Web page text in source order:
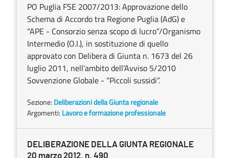
PO Puglia FSE 2007/2013: Approvazione dello
Schema di Accordo tra Regione Puglia (AdG) e
“APE - Consorzio senza scopo di lucro”/Organismo
Intermedio (O.I.), in sostituzione di quello
approvato con Delibera di Giunta n. 1673 del 26
luglio 2011, nell’ambito dell’Avviso 5/2010
Sovvenzione Globale - “Piccoli sussidi”.
Sezione: Deliberazioni della Giunta regionale
Argomenti: Lavoro e formazione professionale
DELIBERAZIONE DELLA GIUNTA REGIONALE
20 marzo 2012, n. 490